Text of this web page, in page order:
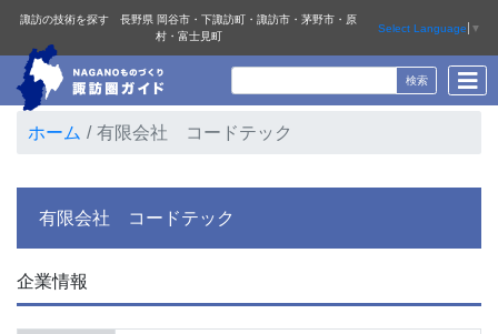
諏訪の技術を探す 長野県 岡谷市・下諏訪町・諏訪市・茅野市・原
村・富士見町
Select Language ▼
ホーム 有限会社 コードテック
有限会社 コードテック
企業情報